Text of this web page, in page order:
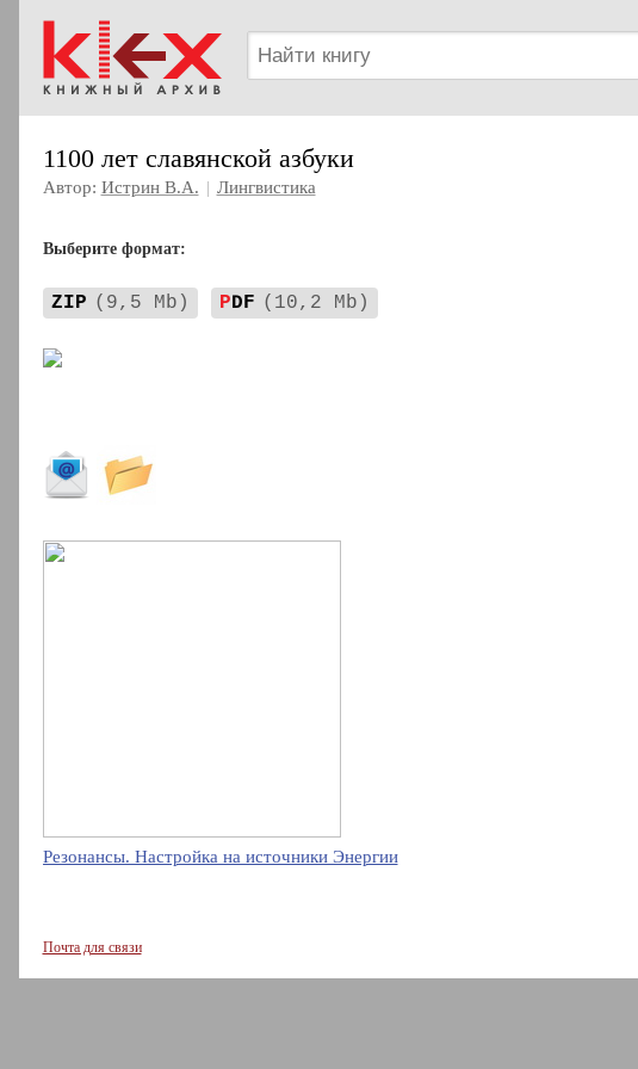
1100 лет славянской азбуки
Автор: Истрин В.А. | Лингвистика
Выберите формат:
ZIP (9,5 Mb) PDF (10,2 Mb)
Резонансы. Настройка на источники Энергии
Почта для связи